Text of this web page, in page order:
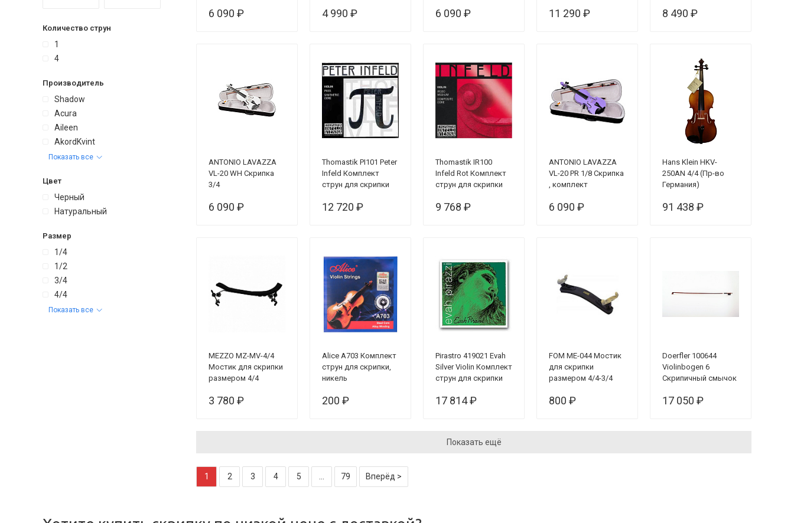
Количество струн
1
4
Производитель
Shadow
Acura
Aileen
AkordKvint
Показать все
Цвет
Черный
Натуральный
Размер
1/4
1/2
3/4
4/4
Показать все
смычок + канифоль)
6 090 ₽ 4 990 ₽
смычок + канифоль)
6 090 ₽
скрипки, чёрный
11 290 ₽ 8 490 ₽
ANTONIO LAVAZZA
VL-20 WH Скрипка
3/4
6 090 ₽
Thomastik PI101 Peter
Infeld Комплект
струн для скрипки
12 720 ₽
Thomastik IR100
Infeld Rot Комплект
струн для скрипки
9 768 ₽
ANTONIO LAVAZZA
VL-20 PR 1/8 Скрипка
, комплект
6 090 ₽
Hans Klein HKV-
250AN 4/4 (Пр-во
Германия)
кейс+смычок+канифоль)
91 438 ₽
MEZZO MZ-MV-4/4
Мостик для скрипки
размером 4/4
3 780 ₽
Alice A703 Комплект
струн для скрипки,
никель
200 ₽
Pirastro 419021 Evah
Silver Violin Комплект
струн для скрипки
17 814 ₽
FOM ME-044 Мостик
для скрипки
размером 4/4-3/4
800 ₽
Doerfler 100644
Violinbogen 6
Скрипичный смычок
17 050 ₽
Показать ещё
1 2 3 4 5 79 Вперёд >